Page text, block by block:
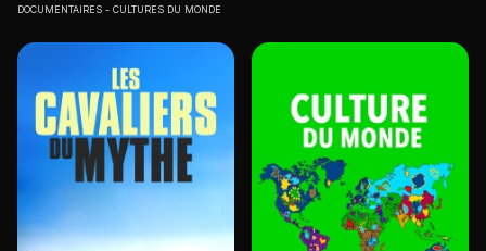
DOCUMENTAIRES CULTURES DU MONDE